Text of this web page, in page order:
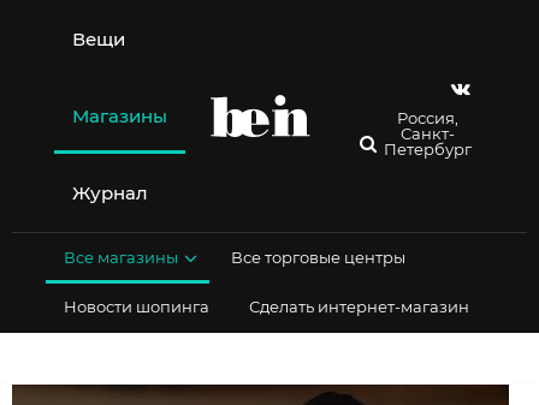
содержимому
Вещи
Магазины
Журнал
Россия,
Санкт-
Петербург
Все магазины Все торговые центры
Новости шопинга Сделать интернет-магазин